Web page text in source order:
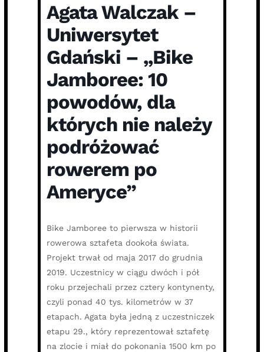
Agata Walczak –
Uniwersytet
Gdański – „Bike
Jamboree: 10
powodów, dla
których nie należy
podróżować
rowerem po
Ameryce”
Bike Jamboree to pierwsza w historii
rowerowa sztafeta dookoła świata.
Projekt trwał od maja 2017 do grudnia
2019. Uczestnicy w ciągu dwóch i pół
roku przejechali przez cztery kontynenty,
czyli ponad 40 tys. kilometrów w 37
etapach. Agata była jedną z uczestniczek
etapu 29., który reprezentował sztafetę
na zlocie i miał do pokonania 1500 km po